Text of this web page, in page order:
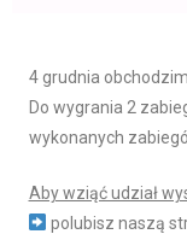
4 grudnia
Do wygrania 2
wykonanych
Aby wziąć udział
polubisz naszą